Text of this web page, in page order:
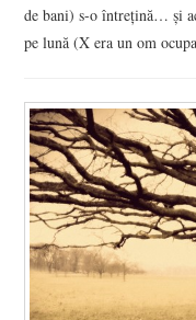
de bani) s-o întreţină… şi
pe lună (X era un om